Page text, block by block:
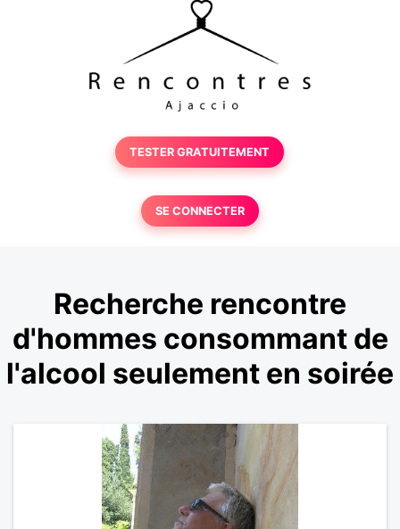
TESTER GRATUITEMENT
SE CONNECTER
Recherche rencontre
d'hommes consommant de
l'alcool seulement en soirée